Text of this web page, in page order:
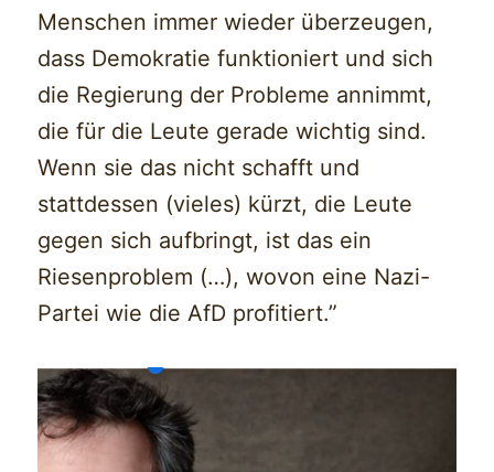
Menschen immer wieder überzeugen,
dass Demokratie funktioniert und sich
die Regierung der Probleme annimmt,
die für die Leute gerade wichtig sind.
Wenn sie das nicht schafft und
stattdessen (vieles) kürzt, die Leute
gegen sich aufbringt, ist das ein
Riesenproblem (…), wovon eine Nazi-
Partei wie die AfD profitiert.”